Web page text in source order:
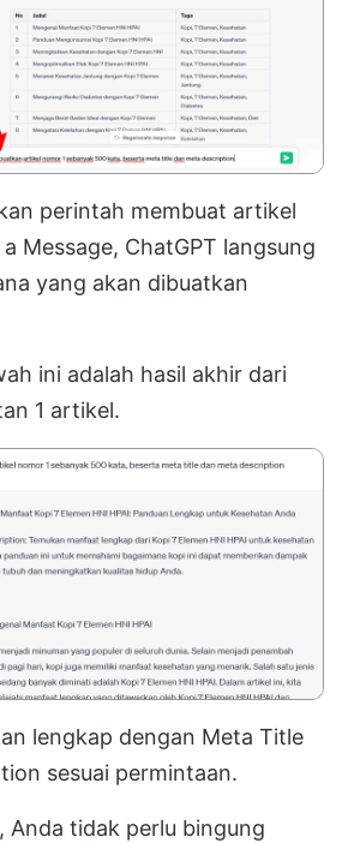
perintah membuat artikel
Message, ChatGPT langsung
yang akan dibuatkan
ini adalah hasil akhir dari
1 artikel.
lengkap dengan Meta Title
sesuai permintaan.
Anda tidak perlu bingung